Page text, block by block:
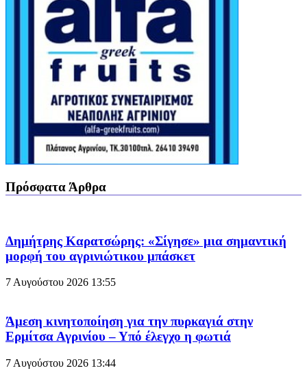
Πρόσφατα Άρθρα
Δημήτρης Καρατσώρης: «Σίγησε» μια σημαντική
μορφή του αγρινιώτικου μπάσκετ
7 Αυγούστου 2026 13:55
Άμεση κινητοποίηση για την πυρκαγιά στην
Ερμίτσα Αγρινίου – Υπό έλεγχο η φωτιά
7 Αυγούστου 2026 13:44